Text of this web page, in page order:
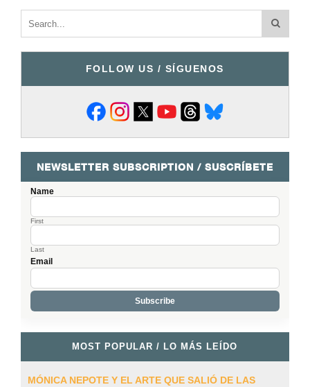
FOLLOW US / SÍGUENOS
NEWSLETTER SUBSCRIPTION / SUSCRÍBETE
Name
First
Last
Email
MOST POPULAR / LO MÁS LEÍDO
MÓNICA NEPOTE Y EL ARTE QUE SALIÓ DE LAS